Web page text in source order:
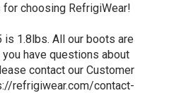
for choosing RefrigiWear!
is 1.8lbs. All our boots are
have questions about
contact our Customer
refrigiwear.com/contact-